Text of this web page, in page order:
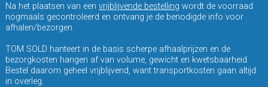
Na het plaatsen van een vrijblijvende bestelling wordt de voorraad
nogmaals gecontroleerd en ontvang je de benodigde info voor
afhalen/bezorgen.
TOM SOLD hanteert in de basis scherpe afhaalprijzen en de
bezorgkosten hangen af van volume, gewicht en kwetsbaarheid.
Bestel daarom geheel vrijblijvend, want transportkosten gaan altijd
in overleg.